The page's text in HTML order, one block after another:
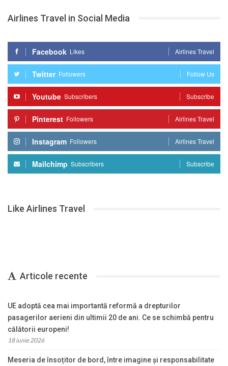
Airlines Travel in Social Media
Facebook Likes Airlines Travel
Twitter Followers Follow Us
Youtube Subscribers Subscribe
Pinterest Followers Airlines Travel
Instagram Followers Airlines Travel
Mailchimp Subscribers Subscribe
Like Airlines Travel
Articole recente
UE adoptă cea mai importantă reformă a drepturilor
pasagerilor aerieni din ultimii 20 de ani. Ce se schimbă pentru
călătorii europeni!
18 iunie 2026
Meseria de însoțitor de bord, între imagine și responsabilitate